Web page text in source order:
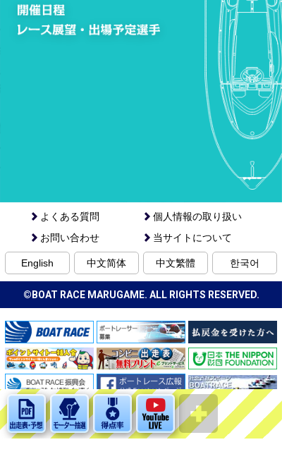
よくある質問
個人情報の取り扱い
お問い合わせ
当サイトについて
English 中文简体 中文繁體 한국어
©BOAT RACE MARUGAME. ALL RIGHTS RESERVED.